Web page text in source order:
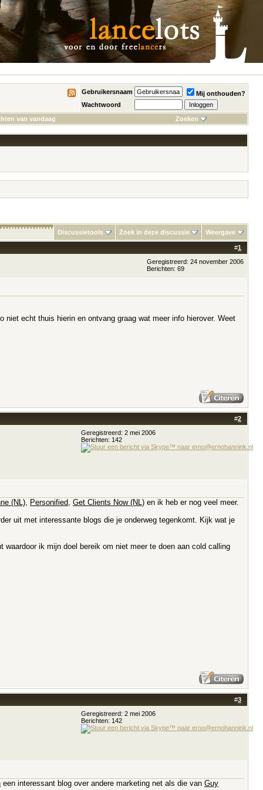
Gebruikersnaam
Mij onthouden?
Wachtwoord
van vandaag
Zoeken
Discussietools Zoek in deze discussie Weergave
#1
Geregistreerd: 24 november 2006
Berichten: 69
echt thuis hierin en ontvang graag wat meer info hierover. Weet
#2
Geregistreerd: 2 mei 2006
Berichten: 142
(NL) Personified Get Clients Now (NL) en ik heb er nog veel meer.
uit met interessante blogs die je onderweg tegenkomt. Kijk wat je
ik mijn doel bereik om niet meer te doen aan cold calling
#3
Geregistreerd: 2 mei 2006
Berichten: 142
een interessant blog over andere marketing net als die van Guy